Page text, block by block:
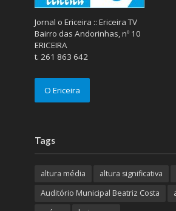
Jornal o Ericeira :: Ericeira TV
Bairro das Andorinhas, nº 10
ERICEIRA
t. 261 863 642
O Ericeira
Tags
altura média altura significativa
Auditório Municipal Beatriz Costa